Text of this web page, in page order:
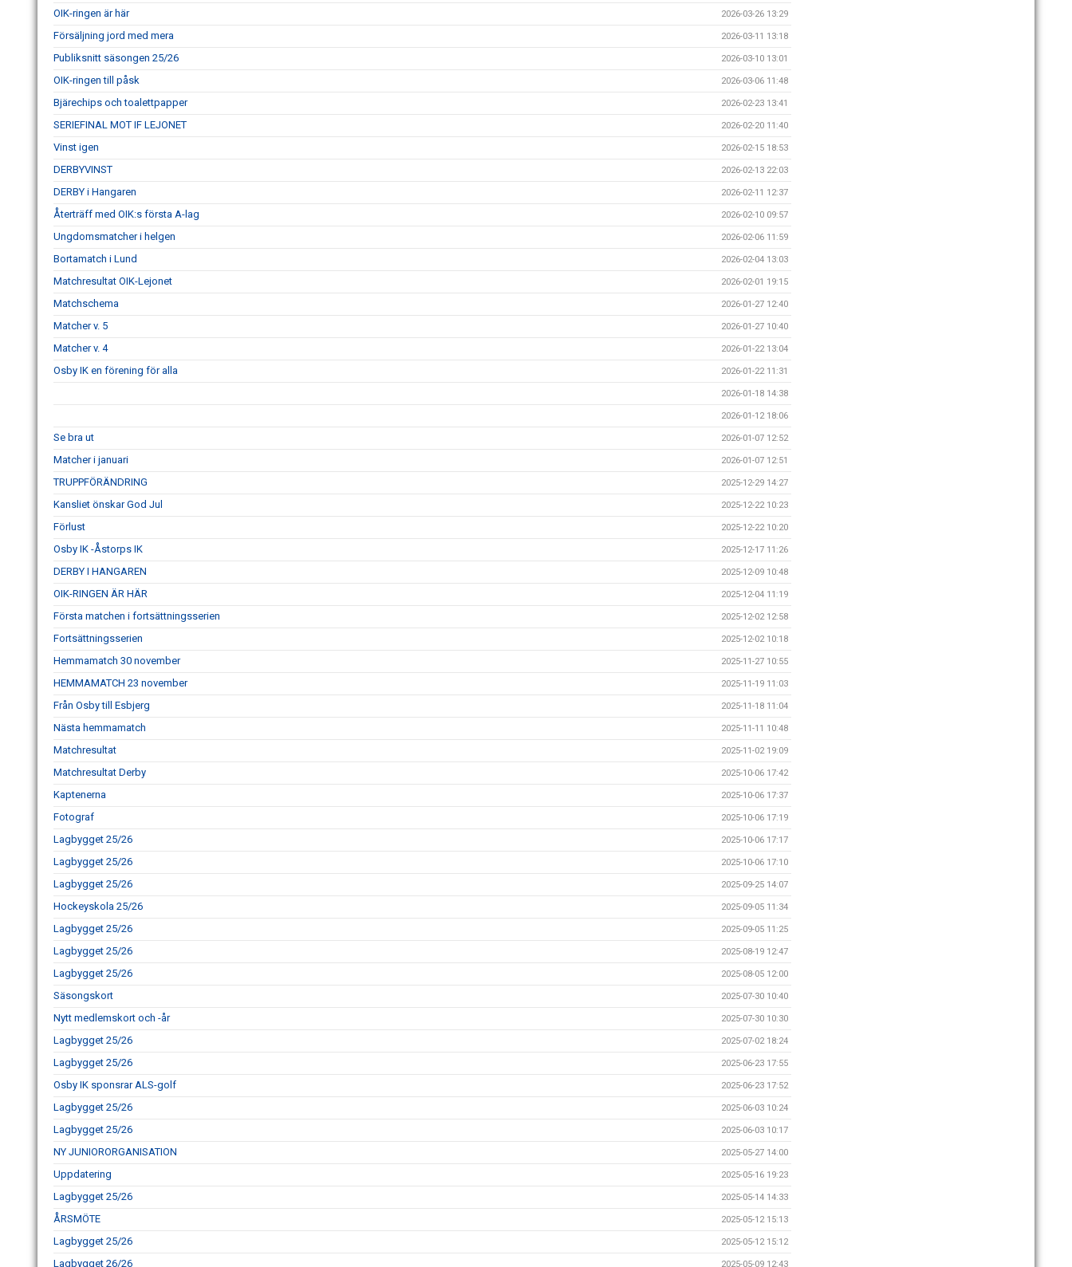
OIK-ringen är här 2026-03-26 13:29
Försäljning jord med mera 2026-03-11 13:18
Publiksnitt säsongen 25/26 2026-03-10 13:01
OIK-ringen till påsk 2026-03-06 11:48
Bjärechips och toalettpapper 2026-02-23 13:41
SERIEFINAL MOT IF LEJONET 2026-02-20 11:40
Vinst igen 2026-02-15 18:53
DERBYVINST 2026-02-13 22:03
DERBY i Hangaren 2026-02-11 12:37
Återträff med OIK:s första A-lag 2026-02-10 09:57
Ungdomsmatcher i helgen 2026-02-06 11:59
Bortamatch i Lund 2026-02-04 13:03
Matchresultat OIK-Lejonet 2026-02-01 19:15
Matchschema 2026-01-27 12:40
Matcher v. 5 2026-01-27 10:40
Matcher v. 4 2026-01-22 13:04
Osby IK en förening för alla 2026-01-22 11:31
2026-01-18 14:38
2026-01-12 18:06
Se bra ut 2026-01-07 12:52
Matcher i januari 2026-01-07 12:51
TRUPPFÖRÄNDRING 2025-12-29 14:27
Kansliet önskar God Jul 2025-12-22 10:23
Förlust 2025-12-22 10:20
Osby IK -Åstorps IK 2025-12-17 11:26
DERBY I HANGAREN 2025-12-09 10:48
OIK-RINGEN ÄR HÄR 2025-12-04 11:19
Första matchen i fortsättningsserien 2025-12-02 12:58
Fortsättningsserien 2025-12-02 10:18
Hemmamatch 30 november 2025-11-27 10:55
HEMMAMATCH 23 november 2025-11-19 11:03
Från Osby till Esbjerg 2025-11-18 11:04
Nästa hemmamatch 2025-11-11 10:48
Matchresultat 2025-11-02 19:09
Matchresultat Derby 2025-10-06 17:42
Kaptenerna 2025-10-06 17:37
Fotograf 2025-10-06 17:19
Lagbygget 25/26 2025-10-06 17:17
Lagbygget 25/26 2025-10-06 17:10
Lagbygget 25/26 2025-09-25 14:07
Hockeyskola 25/26 2025-09-05 11:34
Lagbygget 25/26 2025-09-05 11:25
Lagbygget 25/26 2025-08-19 12:47
Lagbygget 25/26 2025-08-05 12:00
Säsongskort 2025-07-30 10:40
Nytt medlemskort och -år 2025-07-30 10:30
Lagbygget 25/26 2025-07-02 18:24
Lagbygget 25/26 2025-06-23 17:55
Osby IK sponsrar ALS-golf 2025-06-23 17:52
Lagbygget 25/26 2025-06-03 10:24
Lagbygget 25/26 2025-06-03 10:17
NY JUNIORORGANISATION 2025-05-27 14:00
Uppdatering 2025-05-16 19:23
Lagbygget 25/26 2025-05-14 14:33
ÅRSMÖTE 2025-05-12 15:13
Lagbygget 25/26 2025-05-12 15:12
Lagbygget 26/26 2025-05-09 12:43